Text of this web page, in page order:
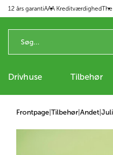
til indhold
12 års garantiAAA Kreditværdighed
Drivhuse Tilbehør
Frontpage Tilbehør Andet